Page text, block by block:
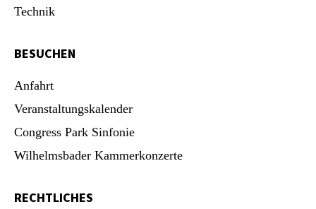
Technik
BESUCHEN
Anfahrt
Veranstaltungskalender
Congress Park Sinfonie
Wilhelmsbader Kammerkonzerte
RECHTLICHES